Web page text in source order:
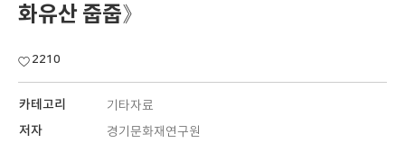
화유산 줍줍》
2210
카테고리 기타자료
저자 경기문화재연구원